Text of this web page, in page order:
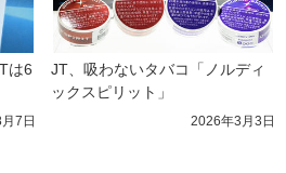
は6
7日
JT、吸わないタバコ「ノルディ
ックスピリット」
2026年3月3日